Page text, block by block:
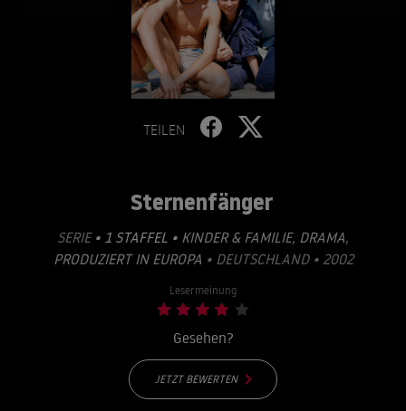
TEILEN
Sternenfänger
SERIE • 1 STAFFEL • KINDER & FAMILIE, DRAMA,
PRODUZIERT IN EUROPA • DEUTSCHLAND • 2002
Lesermeinung
Gesehen?
JETZT BEWERTEN